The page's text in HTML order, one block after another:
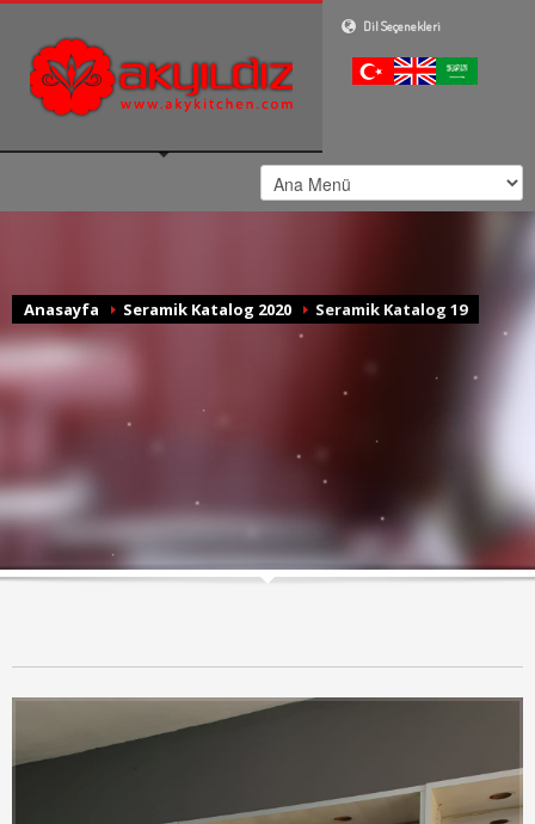
Dil Seçenekleri
Anasayfa Seramik Katalog 2020 Seramik Katalog 19